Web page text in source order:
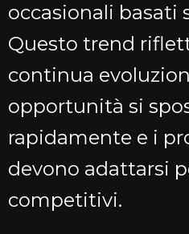
occasionali basati
Questo trend
continua
opportunità si
rapidamente e i
devono adattarsi
competitivi.